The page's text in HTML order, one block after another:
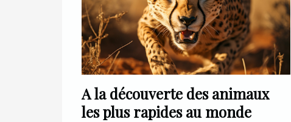
A la découverte des animaux
les plus rapides au monde